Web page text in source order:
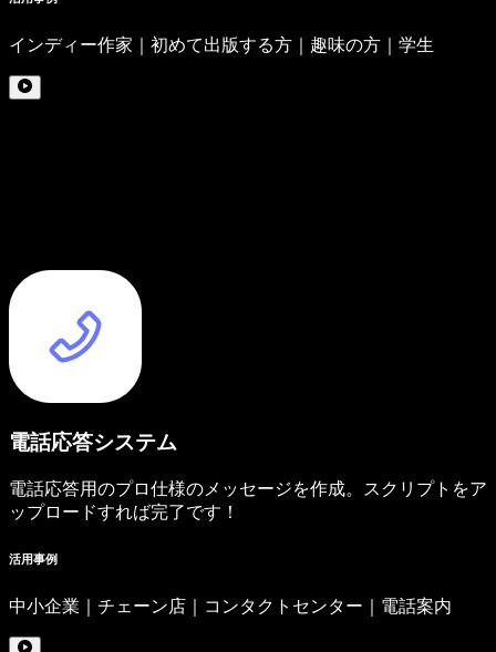
インディー作家｜初めて出版する方｜趣味の方｜学生
電話応答システム
電話応答用のプロ仕様のメッセージを作成。スクリプトをア
ップロードすれば完了です！
活用事例
中小企業｜チェーン店｜コンタクトセンター｜電話案内